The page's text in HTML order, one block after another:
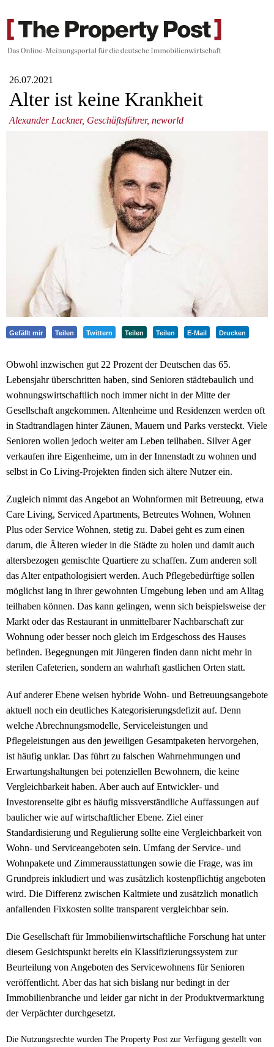
26.07.2021
Alter ist keine Krankheit
Alexander Lackner, Geschäftsführer, neworld
Gefällt mir Teilen Twittern Teilen Teilen E-Mail Drucken
Obwohl inzwischen gut 22 Prozent der Deutschen das 65.
Lebensjahr überschritten haben, sind Senioren städtebaulich und
wohnungswirtschaftlich noch immer nicht in der Mitte der
Gesellschaft angekommen. Altenheime und Residenzen werden oft
in Stadtrandlagen hinter Zäunen, Mauern und Parks versteckt. Viele
Senioren wollen jedoch weiter am Leben teilhaben. Silver Ager
verkaufen ihre Eigenheime, um in der Innenstadt zu wohnen und
selbst in Co Living-Projekten finden sich ältere Nutzer ein.
Zugleich nimmt das Angebot an Wohnformen mit Betreuung, etwa
Care Living, Serviced Apartments, Betreutes Wohnen, Wohnen
Plus oder Service Wohnen, stetig zu. Dabei geht es zum einen
darum, die Älteren wieder in die Städte zu holen und damit auch
altersbezogen gemischte Quartiere zu schaffen. Zum anderen soll
das Alter entpathologisiert werden. Auch Pflegebedürftige sollen
möglichst lang in ihrer gewohnten Umgebung leben und am Alltag
teilhaben können. Das kann gelingen, wenn sich beispielsweise der
Markt oder das Restaurant in unmittelbarer Nachbarschaft zur
Wohnung oder besser noch gleich im Erdgeschoss des Hauses
befinden. Begegnungen mit Jüngeren finden dann nicht mehr in
sterilen Cafeterien, sondern an wahrhaft gastlichen Orten statt.
Auf anderer Ebene weisen hybride Wohn- und Betreuungsangebote
aktuell noch ein deutliches Kategorisierungsdefizit auf. Denn
welche Abrechnungsmodelle, Serviceleistungen und
Pflegeleistungen aus den jeweiligen Gesamtpaketen hervorgehen,
ist häufig unklar. Das führt zu falschen Wahrnehmungen und
Erwartungshaltungen bei potenziellen Bewohnern, die keine
Vergleichbarkeit haben. Aber auch auf Entwickler- und
Investorenseite gibt es häufig missverständliche Auffassungen auf
baulicher wie auf wirtschaftlicher Ebene. Ziel einer
Standardisierung und Regulierung sollte eine Vergleichbarkeit von
Wohn- und Serviceangeboten sein. Umfang der Service- und
Wohnpakete und Zimmerausstattungen sowie die Frage, was im
Grundpreis inkludiert und was zusätzlich kostenpflichtig angeboten
wird. Die Differenz zwischen Kaltmiete und zusätzlich monatlich
anfallenden Fixkosten sollte transparent vergleichbar sein.
Die Gesellschaft für Immobilienwirtschaftliche Forschung hat unter
diesem Gesichtspunkt bereits ein Klassifizierungssystem zur
Beurteilung von Angeboten des Servicewohnens für Senioren
veröffentlicht. Aber das hat sich bislang nur bedingt in der
Immobilienbranche und leider gar nicht in der Produktvermarktung
der Verpächter durchgesetzt.
Die Nutzungsrechte wurden The Property Post zur Verfügung gestellt von